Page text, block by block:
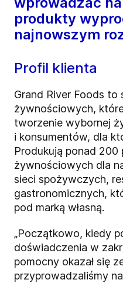
produkty
najnowszym
Profil klienta
Grand River Foods to
żywnościowych,
tworzenie wybornej
i konsumentów, dla
Produkują ponad 200
żywnościowych dla
sieci spożywczych,
gastronomicznych,
pod marką własną.
„Początkowo, kiedy
doświadczenia w
pomocny okazał się
przyprowadzaliśmy